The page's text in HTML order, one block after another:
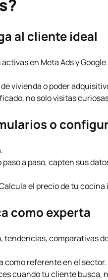
al cliente ideal
activas en Meta Ads yGoogle
vivienda o poder
no solo visitas
o
a paso, capten sus
el precio de tu cocina
como experta
comparativas
como referente en el sector.
cuando tu cliente busca,